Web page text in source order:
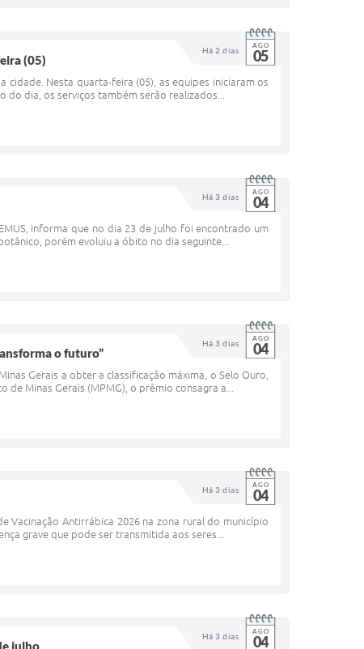
Há 2 dias AGO
05
(05)
Nesta quarta-feira (05), as equipes iniciaram os
dia, os serviços também serão realizados...
Há 3 dias AGO
04
informa que no dia 23 de julho foi encontrado um
porém evoluiu a óbito no dia seguinte...
Há 3 dias AGO
04
o futuro”
Gerais a obter a classificação máxima, o Selo Ouro,
Minas Gerais (MPMG), o prêmio consagra a...
Há 3 dias AGO
04
Vacinação Antirrábica 2026 na zona rural do município
grave que pode ser transmitida aos seres...
Há 3 dias AGO
04
julho